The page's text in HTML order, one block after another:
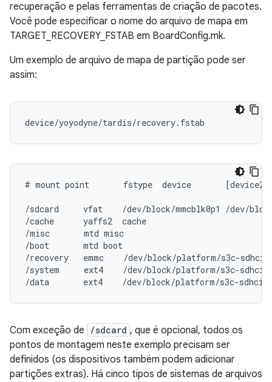
recuperação e pelas ferramentas de criação de pacotes.
Você pode especificar o nome do arquivo de mapa em
TARGET_RECOVERY_FSTAB em BoardConfig.mk.
Um exemplo de arquivo de mapa de partição pode ser
assim:
# mount point       fstype  device
/sdcard     vfat    /dev/block/mmcblk0p1 /dev/
/cache      yaffs2  cache
/misc       mtd misc
/boot       mtd boot
/recovery   emmc    /dev/block/platform/s3c-
/system     ext4    /dev/block/platform/s3c-sdhci.0/
Com exceção de /sdcard , que é opcional, todos os
pontos de montagem neste exemplo precisam ser
definidos (os dispositivos também podem adicionar
partições extras). Há cinco tipos de sistemas de arquivos